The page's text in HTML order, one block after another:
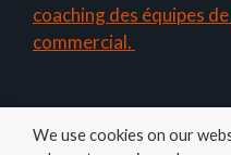
coaching des équipes
commercial.
We use cookies on our